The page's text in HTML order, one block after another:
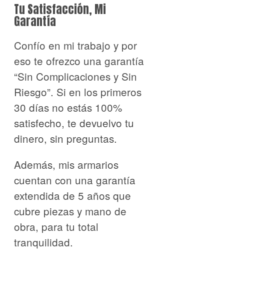
Tu Satisfacción, Mi
Garantía
Confío en mi trabajo y por
eso te ofrezco una garantía
“Sin Complicaciones y Sin
Riesgo”. Si en los primeros
30 días no estás 100%
satisfecho, te devuelvo tu
dinero, sin preguntas.
Además, mis armarios
cuentan con una garantía
extendida de 5 años que
cubre piezas y mano de
obra, para tu total
tranquilidad.